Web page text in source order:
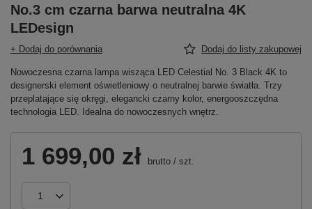
No.3 cm czarna barwa neutralna 4K
LEDesign
+ Dodaj do porównania Dodaj do listy zakupowej
Nowoczesna czarna lampa wisząca LED Celestial No. 3 Black 4K to
designerski element oświetleniowy o neutralnej barwie światła. Trzy
przeplatające się okręgi, elegancki czarny kolor, energooszczędna
technologia LED. Idealna do nowoczesnych wnętrz.
1 699,00 zł brutto / szt.